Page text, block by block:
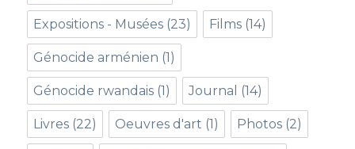
Expositions - Musées (23) Films (14)
Génocide arménien (1)
Génocide rwandais (1) Journal (14)
Livres (22) Oeuvres d'art (1) Photos (2)